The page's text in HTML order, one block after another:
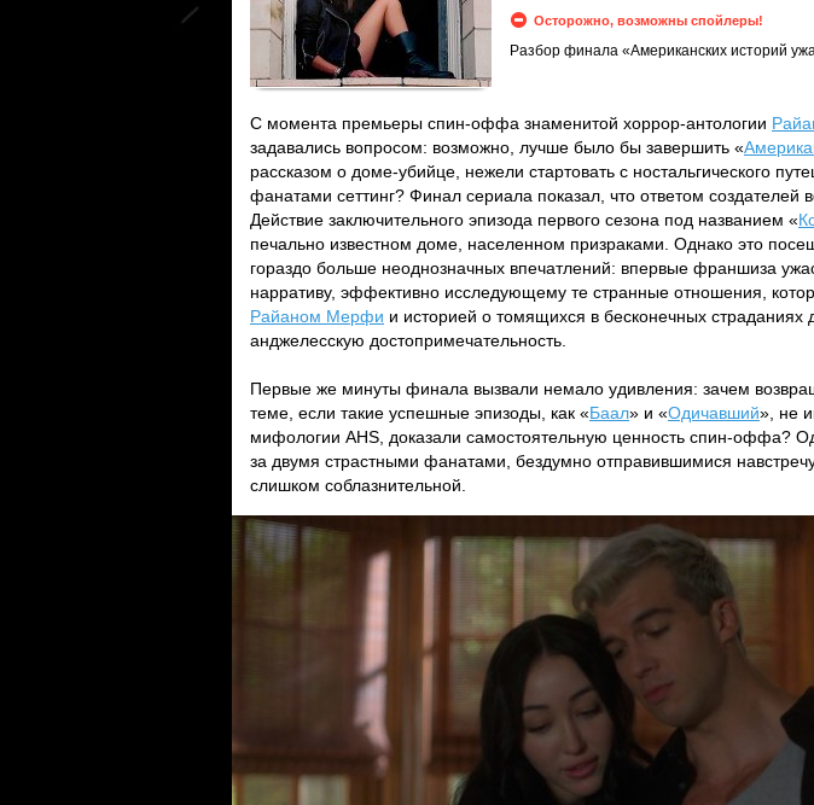
Осторожно, возможны спойлеры!
Разбор финала «Американских историй
С момента премьеры спин-оффа знаменитой хоррор-антологии
задавались вопросом: возможно, лучше было бы завершить «
рассказом о доме-убийце, нежели стартовать с ностальгического
фанатами сеттинг? Финал сериала показал, что ответом создателей
Действие заключительного эпизода первого сезона под названием «
печально известном доме, населенном призраками. Однако это
гораздо больше неоднозначных впечатлений: впервые франшиза
нарративу, эффективно исследующему те странные отношения,
Райаном Мерфи и историей о томящихся в бесконечных
анджелесскую достопримечательность.
Первые же минуты финала вызвали немало удивления: зачем
теме, если такие успешные эпизоды, как «Баал» и «Одичавший», не
мифологии AHS, доказали самостоятельную ценность спин-оффа?
за двумя страстными фанатами, бездумно отправившимися
слишком соблазнительной.